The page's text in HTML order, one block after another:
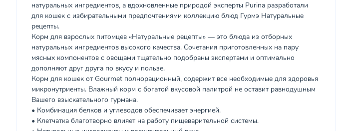
натуральных ингредиентов, а вдохновленные природой эксперты Purina разработали
для кошек с избирательными предпочтениями коллекцию блюд Гурмэ Натуральные
рецепты.
Корм для взрослых питомцев «Натуральные рецепты» — это блюда из отборных
натуральных ингредиентов высокого качества. Сочетания приготовленных на пару
мясных компонентов с овощами тщательно подобраны экспертами и оптимально
дополняют друг друга по вкусу и пользе.
Корм для кошек от Gourmet полнорационный, содержит все необходимые для здоровья
микронутриенты. Влажный корм с богатой вкусовой палитрой не оставит равнодушным
Вашего взыскательного гурмана.
• Комбинация белков и углеводов обеспечивает энергией.
• Клетчатка благотворно влияет на работу пищеварительной системы.